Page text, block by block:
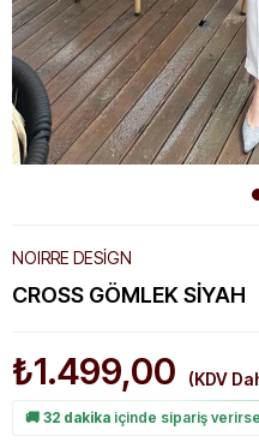
NOIRRE DESİGN
CROSS GÖMLEK SIYAH
₺1.499,00 (KDV
🚚 32 dakika içinde sipariş